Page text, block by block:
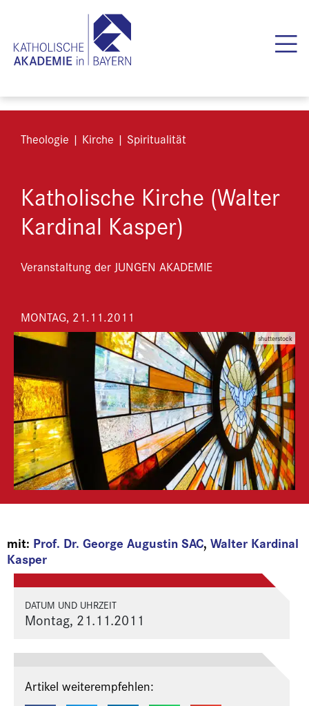
Theologie | Kirche | Spiritualität
Katholische Kirche (Walter
Kardinal Kasper)
Veranstaltung der JUNGEN AKADEMIE
MONTAG, 21.11.2011
shutterstock
mit: Prof. Dr. George Augustin SAC, Walter Kardinal
Kasper
DATUM UND UHRZEIT
Montag, 21.11.2011
Artikel weiterempfehlen: